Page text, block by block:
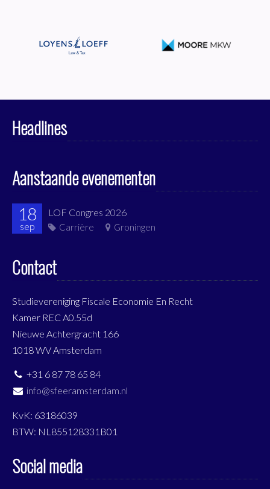
Headlines
Aanstaande evenementen
18
sep
LOF Congres 2026
Carrière Groningen
Contact
Studievereniging Fiscale Economie En Recht
Kamer REC A0.55d
Nieuwe Achtergracht 166
1018 WV Amsterdam
+31 6 87 78 65 84
info@sfeeramsterdam.nl
KvK: 63186039
BTW: NL855128331B01
Social media